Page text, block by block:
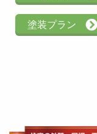
塗装プラン